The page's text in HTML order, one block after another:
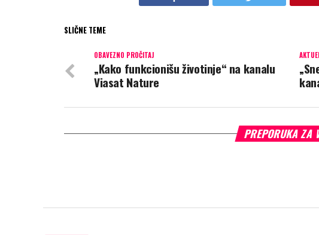
SLIČNE TEME
OBAVEZNO PROČITAJ
„Kako funkcionišu životinje“ na kanalu
Viasat Nature
PREPORUKA ZA